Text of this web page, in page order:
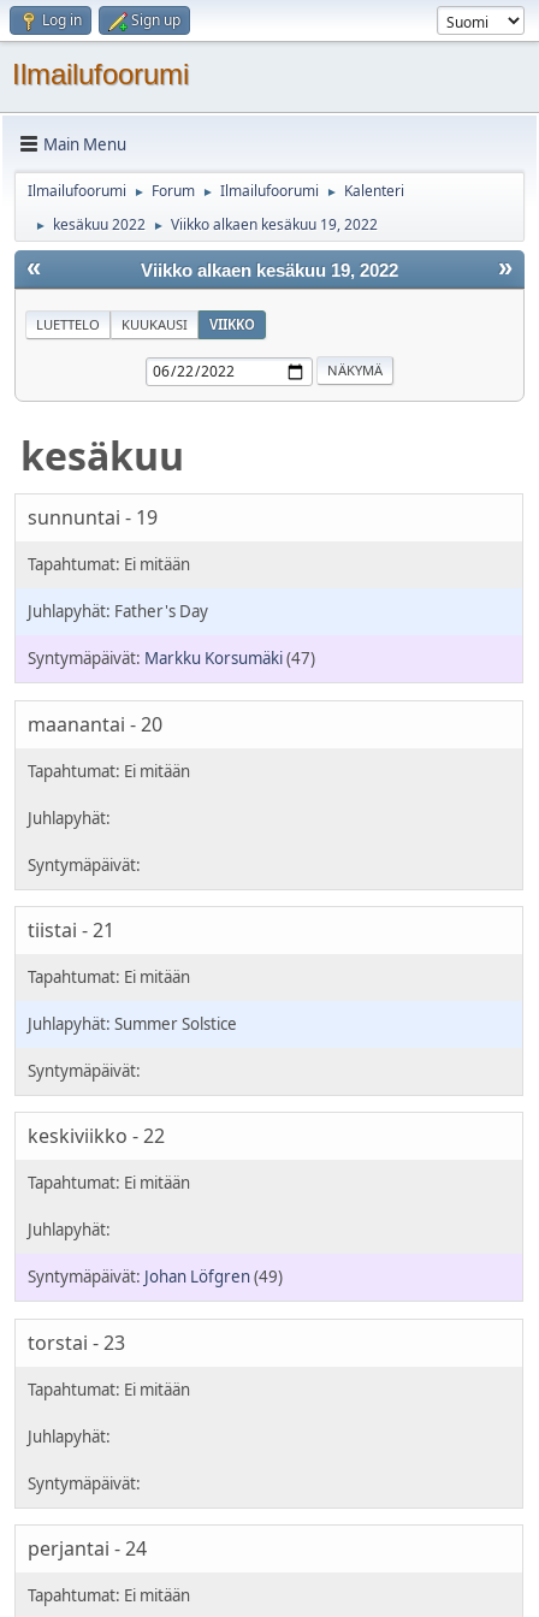
Log in Sign up
Ilmailufoorumi
Main Menu
Ilmailufoorumi ► Forum ► Ilmailufoorumi ► Kalenteri
► kesäkuu 2022 ► Viikko alkaen kesäkuu 19, 2022
« »
Viikko alkaen kesäkuu 19, 2022
LUETTELO KUUKAUSI VIIKKO
kesäkuu
sunnuntai - 19
Father's Day
Markku Korsumäki(47)
maanantai - 20
tiistai - 21
Summer Solstice
keskiviikko - 22
Johan Löfgren(49)
torstai - 23
perjantai - 24